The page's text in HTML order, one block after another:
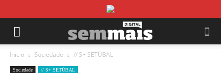
Início Sociedade // S+ SETÚBAL
Sociedade // S+ SETÚBAL